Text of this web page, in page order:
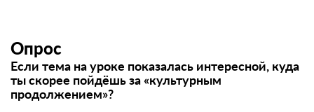
Опрос
Если тема на уроке показалась интересной, куда
ты скорее пойдёшь за «культурным
продолжением»?